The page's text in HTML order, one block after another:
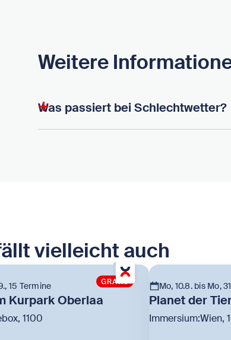
Weitere
Was passiert bei Schlechtwetter?
vielleicht auch
GRATIS
15 Termine
Kurpark Oberlaa
1100
Mo, 10.8. bis Mo,
Planet der
Immersium:Wien,